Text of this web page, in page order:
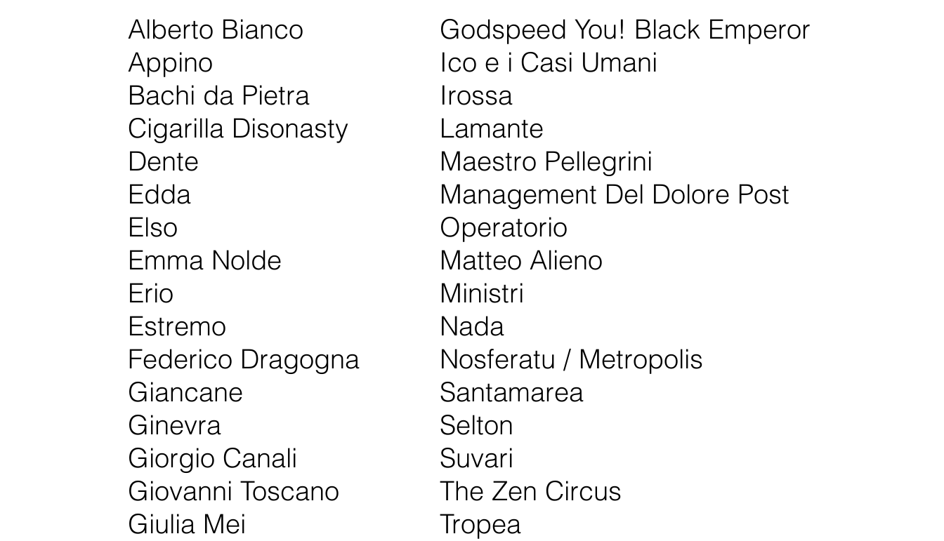
Alberto Bianco
Appino
Bachi da Pietra
Cigarilla Disonasty
Dente
Edda
Elso
Emma Nolde
Erio
Estremo
Federico Dragogna
Giancane
Ginevra
Giorgio Canali
Giovanni Toscano
Giulia Mei
Godspeed You! Black Emperor
Ico e i Casi Umani
Irossa
Lamante
Maestro Pellegrini
Management Del Dolore Post
Operatorio
Matteo Alieno
Ministri
Nada
Nosferatu / Metropolis
Santamarea
Selton
Suvari
The Zen Circus
Tropea